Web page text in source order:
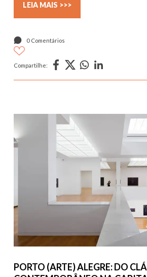
LEIA MAIS >>>
0 Comentários
Compartilhe:
PORTO (ARTE) ALEGRE: DO